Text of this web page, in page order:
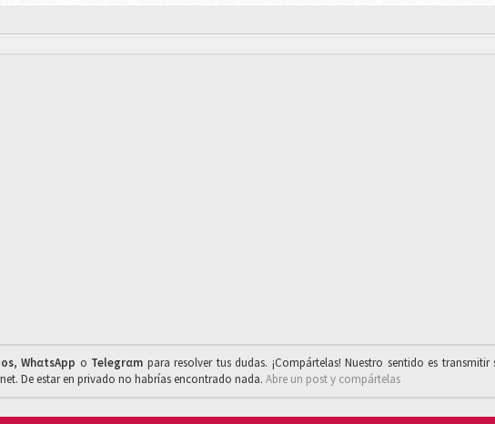
,WhαtsApp o Telegrαm para resolver tus dudas. ¡Compártelas! Nuestro sentido es
De estar en privado no habrías encontrado nada. Abre un post y compártelas